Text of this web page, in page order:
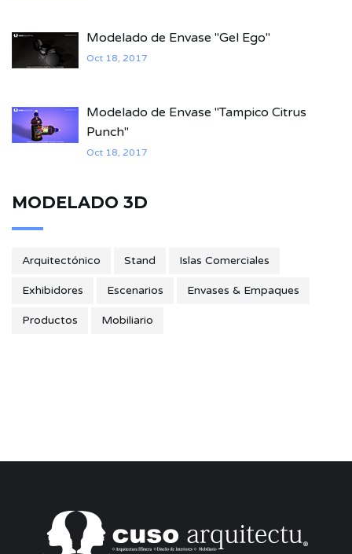
Modelado de Envase "Gel Ego"
Oct 18, 2017
Modelado de Envase "Tampico Citrus
Punch"
Oct 18, 2017
MODELADO 3D
Arquitectónico Stand Islas Comerciales
Exhibidores Escenarios Envases & Empaques
Productos Mobiliario